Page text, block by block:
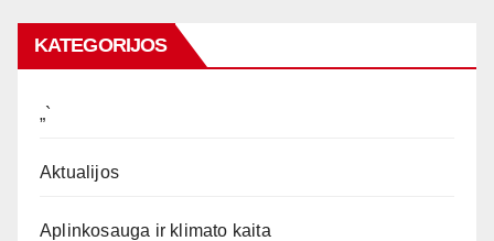
KATEGORIJOS
„`
Aktualijos
Aplinkosauga ir klimato kaita